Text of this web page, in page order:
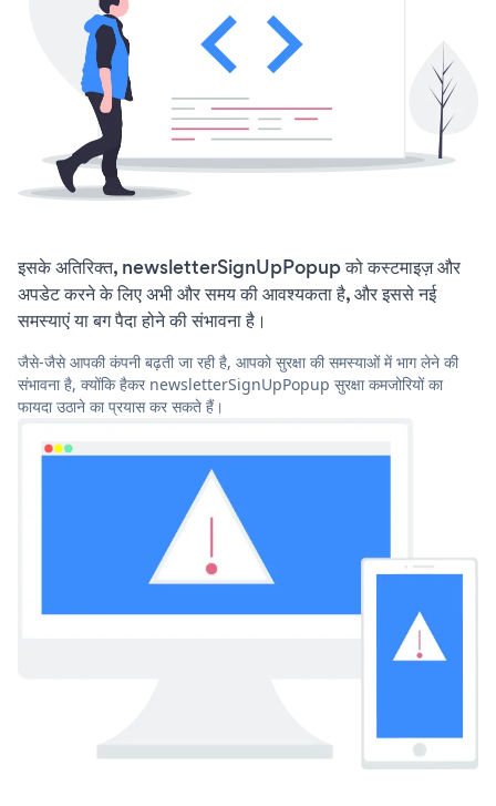
इसके अतिरिक्त, newsletterSignUpPopup को कस्टमाइज़ और
अपडेट करने के लिए अभी और समय की आवश्यकता है, और इससे नई
समस्याएं या बग पैदा होने की संभावना है।
जैसे-जैसे आपकी कंपनी बढ़ती जा रही है, आपको सुरक्षा की समस्याओं में भाग लेने की
संभावना है, क्योंकि हैकर newsletterSignUpPopup सुरक्षा कमजोरियों का
फायदा उठाने का प्रयास कर सकते हैं।